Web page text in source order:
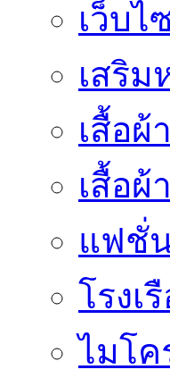
เว็บไ
เสริม
เสื้อผ้า
เสื้อผ้
แฟชั่
โรงเ
ไมโค